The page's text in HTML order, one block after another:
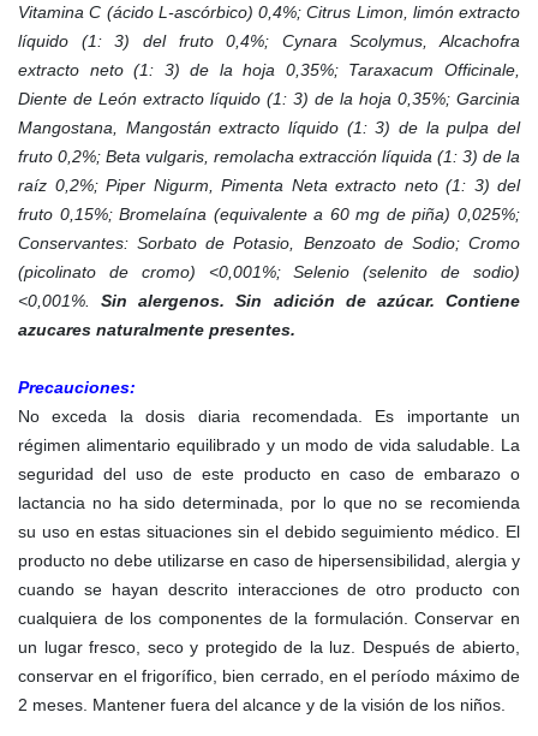
Vitamina C (ácido L-ascórbico) 0,4%; Citrus Limon, limón extracto
líquido (1: 3) del fruto 0,4%; Cynara Scolymus, Alcachofra
extracto neto (1: 3) de la hoja 0,35%; Taraxacum Officinale,
Diente de León extracto líquido (1: 3) de la hoja 0,35%; Garcinia
Mangostana, Mangostán extracto líquido (1: 3) de la pulpa del
fruto 0,2%; Beta vulgaris, remolacha extracción líquida (1: 3) de la
raíz 0,2%; Piper Nigurm, Pimenta Neta extracto neto (1: 3) del
fruto 0,15%; Bromelaína (equivalente a 60 mg de piña) 0,025%;
Conservantes: Sorbato de Potasio, Benzoato de Sodio; Cromo
(picolinato de cromo) <0,001%; Selenio (selenito de sodio)
<0,001%.Sin alergenos. Sin adición de azúcar. Contiene
azucares naturalmente presentes.
Precauciones:
No exceda la dosis diaria recomendada. Es importante un
régimen alimentario equilibrado y un modo de vida saludable. La
seguridad del uso de este producto en caso de embarazo o
lactancia no ha sido determinada, por lo que no se recomienda
su uso en estas situaciones sin el debido seguimiento médico. El
producto no debe utilizarse en caso de hipersensibilidad, alergia y
cuando se hayan descrito interacciones de otro producto con
cualquiera de los componentes de la formulación. Conservar en
un lugar fresco, seco y protegido de la luz. Después de abierto,
conservar en el frigorífico, bien cerrado, en el período máximo de
2 meses. Mantener fuera del alcance y de la visión de los niños.